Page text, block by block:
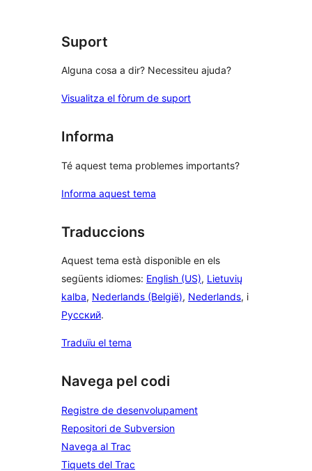
Suport
Alguna cosa a dir? Necessiteu ajuda?
Visualitza el fòrum de suport
Informa
Té aquest tema problemes importants?
Informa aquest tema
Traduccions
Aquest tema està disponible en els
següents idiomes: English (US), Lietuvių
kalba, Nederlands (België), Nederlands, i
Русский.
Traduïu el tema
Navega pel codi
Registre de desenvolupament
Repositori de Subversion
Navega al Trac
Tiquets del Trac